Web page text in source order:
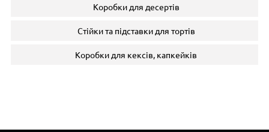
Коробки для десертів
Стійки та підставки для тортів
Коробки для кексів, капкейків